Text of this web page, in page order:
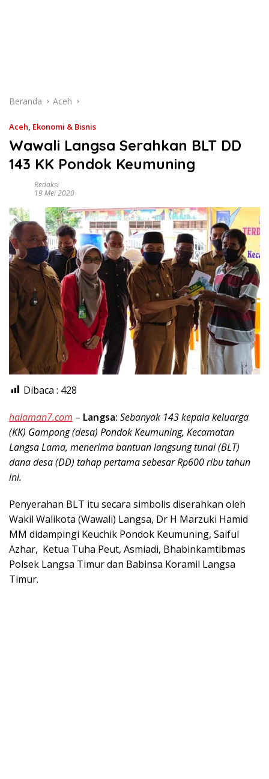
Beranda Aceh
Aceh, Ekonomi & Bisnis
Wawali Langsa Serahkan BLT DD
143 KK Pondok Keumuning
Redaksi
19 Mei 2020
Dibaca : 428
halaman7.com – Langsa: Sebanyak 143 kepala keluarga
(KK) Gampong (desa) Pondok Keumuning, Kecamatan
Langsa Lama, menerima bantuan langsung tunai (BLT)
dana desa (DD) tahap pertama sebesar Rp600 ribu tahun
ini.
Penyerahan BLT itu secara simbolis diserahkan oleh
Wakil Walikota (Wawali) Langsa, Dr H Marzuki Hamid
MM didampingi Keuchik Pondok Keumuning, Saiful
Azhar, Ketua Tuha Peut, Asmiadi, Bhabinkamtibmas
Polsek Langsa Timur dan Babinsa Koramil Langsa
Timur.